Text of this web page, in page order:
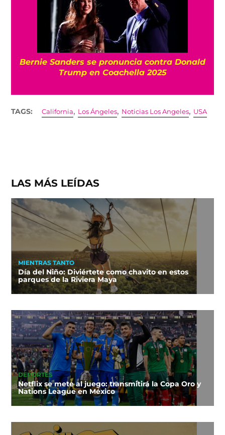
Bernie Sanders se pronuncia contra Donald
Trump en Coachella 2025
TAGS: California, Los Ángeles, Noticias Los Angeles, USA
LAS MÁS LEÍDAS
MIENTRAS TANTO
Día del Niño: Diviértete como chavito en estos
parques de la Riviera Maya
DEPORTES
Netflix se mete al juego: transmitirá la Copa Oro y
Nations League en México